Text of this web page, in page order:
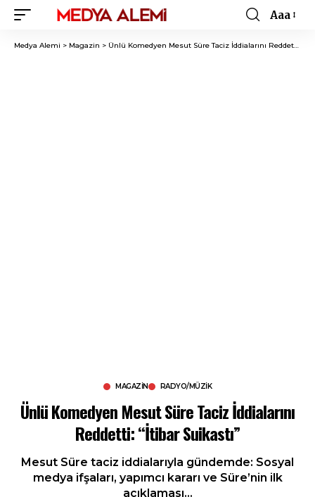
Font
Resizer
Aaa
Medya Alemi > Magazin > Ünlü Komedyen Mesut Süre Taciz İddialarını Reddetti: “İtibar Suikastı”
MAGAZIN RADYO/MÜZIK
Ünlü Komedyen Mesut Süre Taciz İddialarını
Reddetti: “İtibar Suikastı”
Mesut Süre taciz iddialarıyla gündemde: Sosyal
medya ifşaları, yapımcı kararı ve Süre’nin ilk
açıklaması…